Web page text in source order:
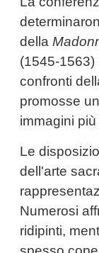
della
(1545-
confronti
promosse
immagini
Le
dell'arte
Numerosi
ridipinti,